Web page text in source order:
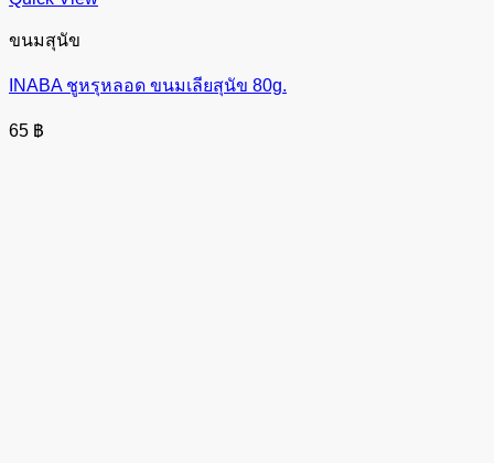
ขนมสุนัข
INABA ชูหรุหลอด ขนมเลียสุนัข 80g.
65 ฿